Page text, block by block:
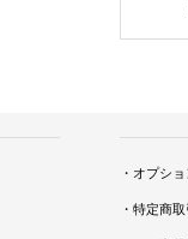
・オプシ
・特定商